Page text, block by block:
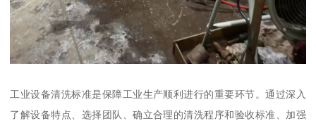
工业设备清洗标准是保障工业生产顺利进行的重要环节。通过深入
了解设备特点、选择团队、确立合理的清洗程序和验收标准、加强